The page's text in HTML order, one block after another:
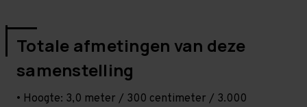
Totale afmetingen van deze
samenstelling
• Hoogte: 3,0 meter / 300 centimeter / 3.000